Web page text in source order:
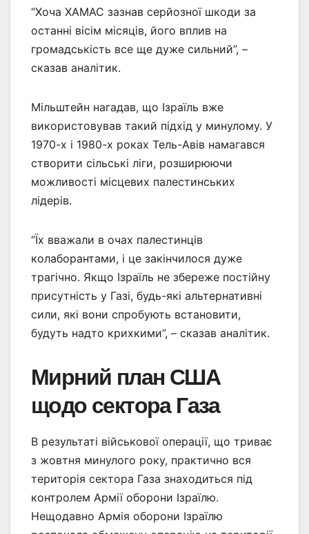
“Хоча ХАМАС зазнав серйозної шкоди за
останні вісім місяців, його вплив на
громадськість все ще дуже сильний”, –
сказав аналітик.
Мільштейн нагадав, що Ізраїль вже
використовував такий підхід у минулому. У
1970-х і 1980-х роках Тель-Авів намагався
створити сільські ліги, розширюючи
можливості місцевих палестинських
лідерів.
“Їх вважали в очах палестинців
колаборантами, і це закінчилося дуже
трагічно. Якщо Ізраїль не збереже постійну
присутність у Газі, будь-які альтернативні
сили, які вони спробують встановити,
будуть надто крихкими”, – сказав аналітик.
Мирний план США
щодо сектора Газа
В результаті військової операції, що триває
з жовтня минулого року, практично вся
територія сектора Газа знаходиться під
контролем Армії оборони Ізраїлю.
Нещодавно Армія оборони Ізраїлю